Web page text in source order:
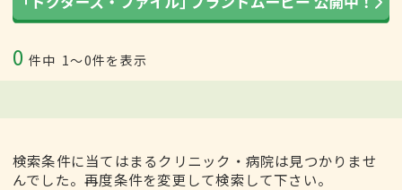
0 件中 1〜0件を表示
検索条件に当てはまるクリニック・病院は見つかりませ
んでした。再度条件を変更して検索して下さい。